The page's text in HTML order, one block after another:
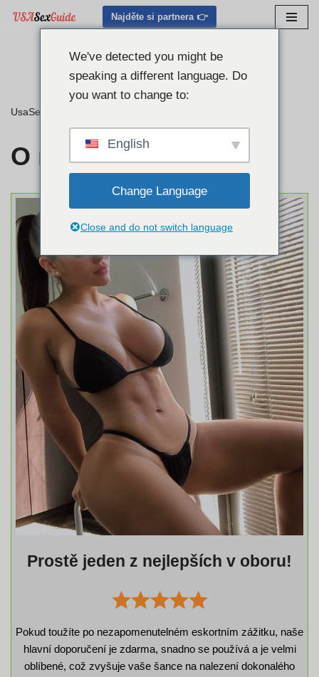
Najděte si partnera 👉
UsaSexGuide
O nás
Prostě jeden z nejlepších v oboru!
Pokud toužíte po nezapomenutelném eskortním zážitku, naše
hlavní doporučení je zdarma, snadno se používá a je velmi
oblíbené, což zvyšuje vaše šance na nalezení dokonalého
We've detected you might be
speaking a different language. Do
you want to change to:
English
Change Language
Close and do not switch language